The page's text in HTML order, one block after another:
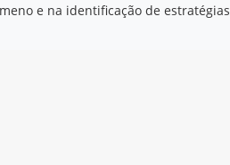
e na identificação de estratégias